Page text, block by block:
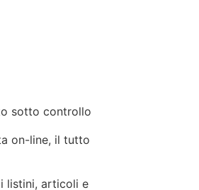
sotto controllo
on-line, il tutto
listini, articoli e